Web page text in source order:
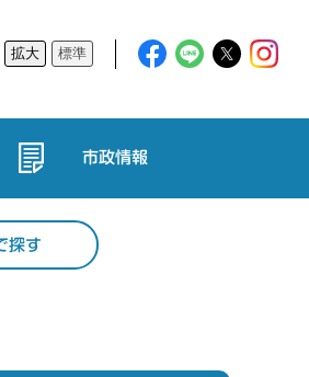
拡大 標準
市政情報
探す